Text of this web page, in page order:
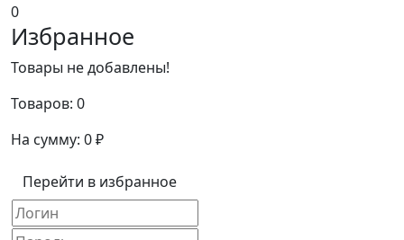
0
Избранное
Товары не добавлены!
Товаров: 0
На сумму: 0₽
Перейти в избранное